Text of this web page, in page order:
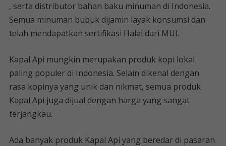
, serta distributor bahan baku minuman di Indonesia.
Semua minuman bubuk dijamin layak konsumsi dan
telah mendapatkan sertifikasi Halal dari MUI.
Kapal Api mungkin merupakan produk kopi lokal
paling populer di Indonesia. Selain dikenal dengan
rasa kopinya yang unik dan nikmat, semua produk
Kapal Api juga dijual dengan harga yang sangat
terjangkau.
Ada banyak produk Kapal Api yang beredar di pasaran